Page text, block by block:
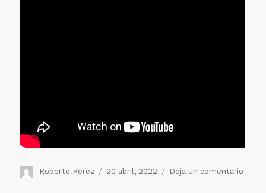
Autor
Roberto Perez
Publicado
20 abril, 2022 Deja un comentario